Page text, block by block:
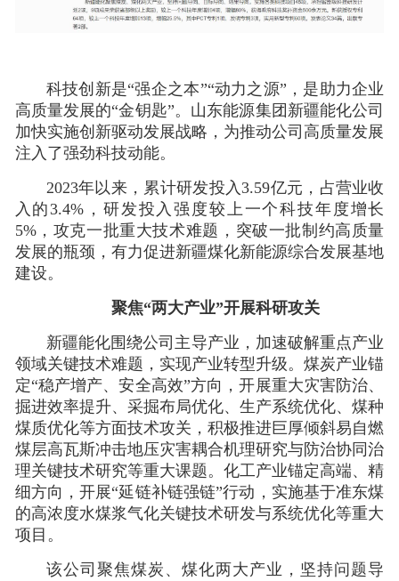
科技创新是“强企之本”“动力之源”，是助力企业
高质量发展的“金钥匙”。山东能源集团新疆能化公司
加快实施创新驱动发展战略 ，为推动公司高质量发展
注入了强劲科技动能。
2023年以来， 累计研发投入3.59亿元，占营业收
入的3.4%，研发投入强度较上一个科技年度增长
5%， 攻克一批重大技术难题，突破一批制约高质量
发展的瓶颈， 有力促进新疆煤化新能源综合发展基地
建设。
聚焦“两大产业”开展科研攻关
新疆能化围绕公司主导产业，加速破解重点产业
领域关键技术难题，实现产业转型升级。煤炭产业锚
定“稳产增产、安全高效”方向，开展重大灾害防治、
掘进效率提升、采掘布局优化、生产系统优化、煤种
煤质优化等方面技术攻关，积极推进巨厚倾斜易自燃
煤层高瓦斯冲击地压灾害耦合机理研究与防治协同治
理关键技术研究等重大课题。化工产业锚定高端、精
细方向，开展“延链补链强链”行动，实施基于准东煤
的高浓度水煤浆气化关键技术研发与系统优化等重大
项目。
该公司聚焦煤炭、煤化两大产业，坚持问题导